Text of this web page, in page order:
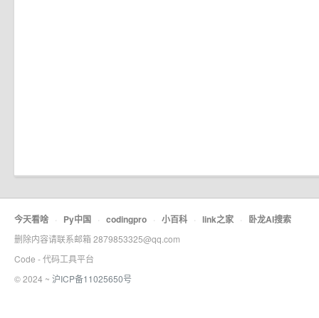
今天看啥 · Py中国 · codingpro · 小百科 · link之家 · 卧龙AI搜索
删除内容请联系邮箱 2879853325@qq.com
Code - 代码工具平台
© 2024 ~ 沪ICP备11025650号